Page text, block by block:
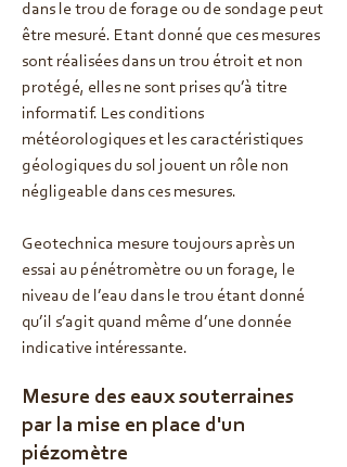
dans le trou de forage ou de sondage peut
être mesuré. Etant donné que ces mesures
sont réalisées dans un trou étroit et non
protégé, elles ne sont prises qu’à titre
informatif. Les conditions
météorologiques et les caractéristiques
géologiques du sol jouent un rôle non
négligeable dans ces mesures.
Geotechnica mesure toujours après un
essai au pénétromètre ou un forage, le
niveau de l’eau dans le trou étant donné
qu’il s’agit quand même d’une donnée
indicative intéressante.
Mesure des eaux souterraines
par la mise en place d'un
piézomètre